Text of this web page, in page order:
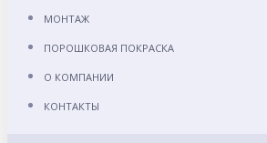
МОНТАЖ
ПОРОШКОВАЯ ПОКРАСКА
О КОМПАНИИ
КОНТАКТЫ